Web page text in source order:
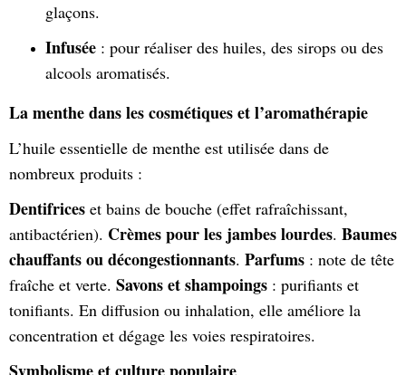
glaçons.
Infusée : pour réaliser des huiles, des sirops ou des
alcools aromatisés.
La menthe dans les cosmétiques et l’aromathérapie
L’huile essentielle de menthe est utilisée dans de
nombreux produits :
Dentifrices et bains de bouche (effet rafraîchissant,
antibactérien). Crèmes pour les jambes lourdes. Baumes
chauffants ou décongestionnants. Parfums : note de tête
fraîche et verte. Savons et shampoings : purifiants et
tonifiants. En diffusion ou inhalation, elle améliore la
concentration et dégage les voies respiratoires.